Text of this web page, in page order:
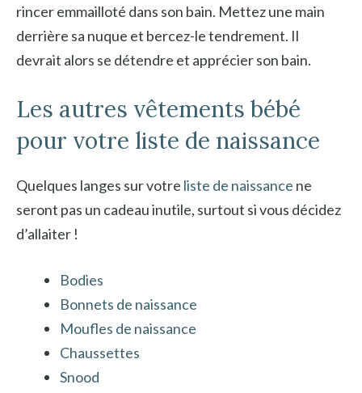
rincer emmailloté dans son bain. Mettez une main
derrière sa nuque et bercez-le tendrement. Il
devrait alors se détendre et apprécier son bain.
Les autres vêtements bébé
pour votre liste de naissance
Quelques langes sur votre liste de naissance ne
seront pas un cadeau inutile, surtout si vous décidez
d’allaiter !
Bodies
Bonnets de naissance
Moufles de naissance
Chaussettes
Snood